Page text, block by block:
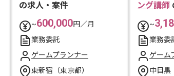
の求人・案件
~600,000円／月
業務委託
ゲームプランナー
東新宿（東京都）
ング講師
~
業務委
ゲーム
中目黒